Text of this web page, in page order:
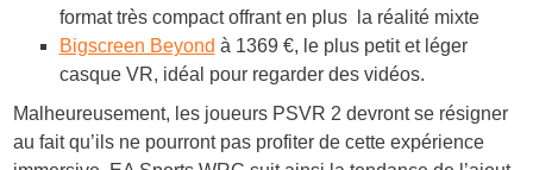
format très compact offrant en plus la réalité mixte
Bigscreen Beyond à 1369 €, le plus petit et léger
casque VR, idéal pour regarder des vidéos.
Malheureusement, les joueurs PSVR 2 devront se résigner
au fait qu’ils ne pourront pas profiter de cette expérience